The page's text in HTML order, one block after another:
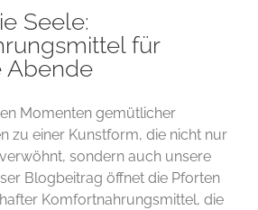
Seele:
für
Abende
Momenten gemütlicher
zu einer Kunstform, die nicht nur
sondern auch unsere
Blogbeitrag öffnet die Pforten
Komfortnahrungsmittel, die